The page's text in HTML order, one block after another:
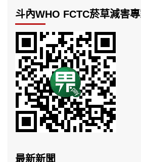
斗內WHO FCTC菸草減害
最新新聞